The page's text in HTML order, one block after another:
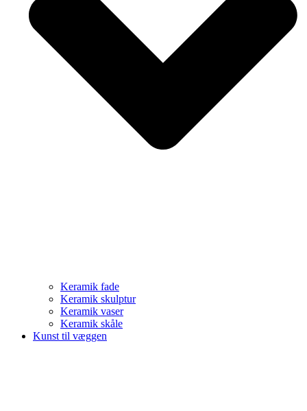
Keramik fade
Keramik skulptur
Keramik vaser
Keramik skåle
Kunst til væggen